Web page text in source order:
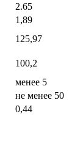
2.65
1,89
125,97
100,2
менее 5
не менее 50
0,44